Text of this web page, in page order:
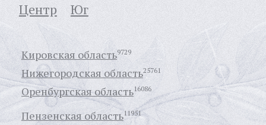
Центр
Юг
Кировская область9729
Нижегородская область25761
Оренбургская область16086
Пензенская область11951